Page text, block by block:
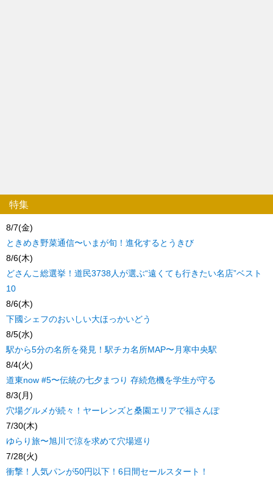
特集
8/7(金)
ときめき野菜通信〜いまが旬！進化するとうきび
8/6(木)
どさんこ総選挙！道民3738人が選ぶ“遠くても行きたい名店”ベスト
10
8/6(木)
下國シェフのおいしい大ほっかいどう
8/5(水)
駅から5分の名所を発見！駅チカ名所MAP〜月寒中央駅
8/4(火)
道東now #5〜伝統の七夕まつり 存続危機を学生が守る
8/3(月)
穴場グルメが続々！ヤーレンズと桑園エリアで福さんぽ
7/30(木)
ゆらり旅〜旭川で涼を求めて穴場巡り
7/28(火)
衝撃！人気パンが50円以下！6日間セールスタート！